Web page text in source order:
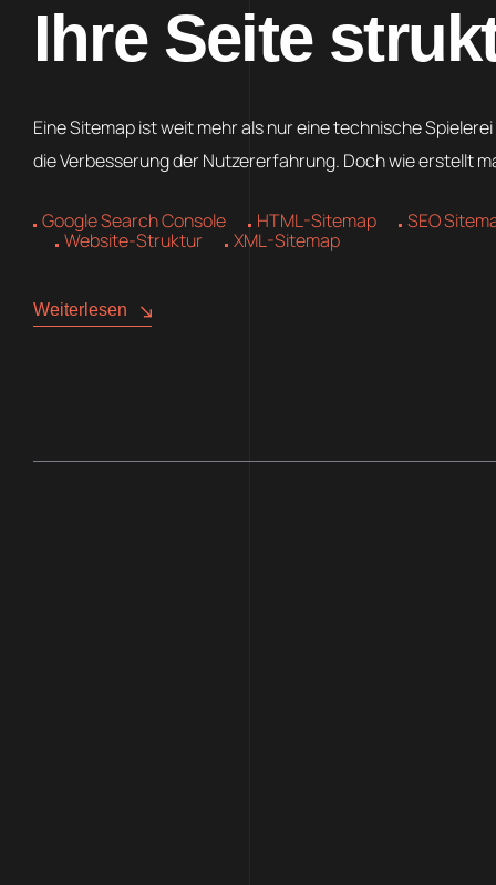
Ihre Seite
Eine Sitemap ist weit mehr als nur eine technische
die Verbesserung der Nutzererfahrung. Doch wie erstellt
Google Search Console HTML-Sitemap
SEO
Website-Struktur
XML-Sitemap
Weiterlesen